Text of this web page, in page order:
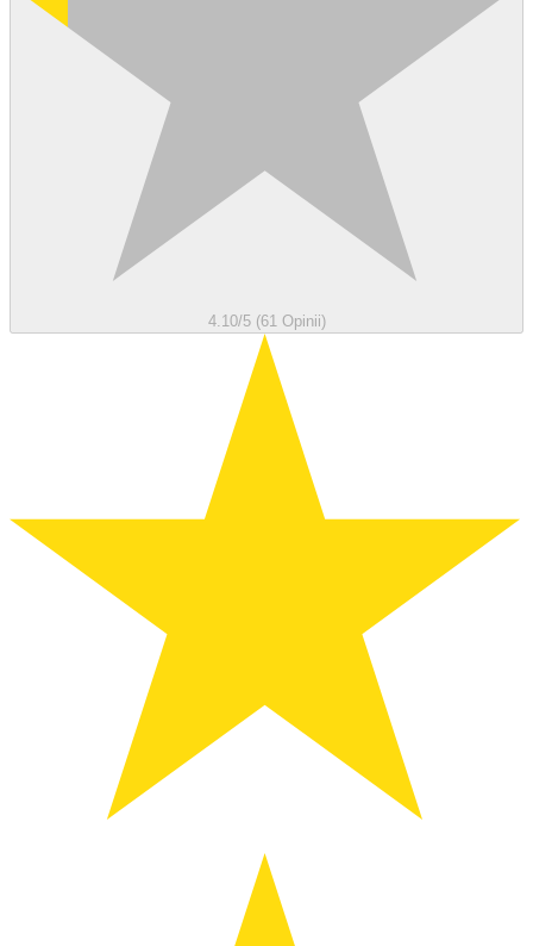
4.10/5 (61 Opinii)